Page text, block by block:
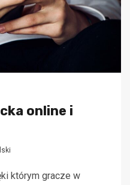
online i
którym gracze w